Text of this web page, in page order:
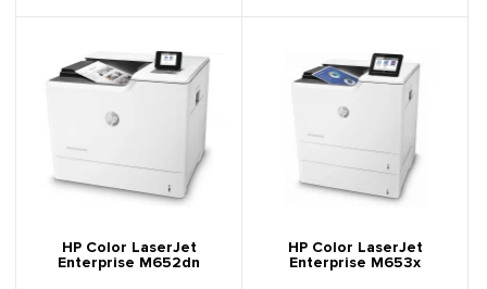
HP Color LaserJet
Enterprise M652dn
HP Color LaserJet
Enterprise M653x